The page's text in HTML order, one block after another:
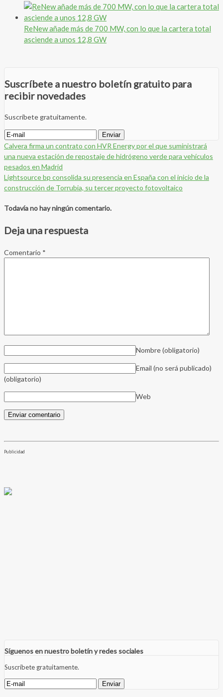
ReNew añade más de 700 MW, con lo que la cartera total
asciende a unos 12,8 GW
Suscríbete a nuestro boletín gratuito para
recibir novedades
Suscríbete gratuitamente.
Calvera firma un contrato con HVR Energy por el que suministrará
una nueva estación de repostaje de hidrógeno verde para vehículos
pesados en Madrid
Lightsource bp consolida su presencia en España con el inicio de la
construcción de Torrubia, su tercer proyecto fotovoltaico
Todavía no hay ningún comentario.
Deja una respuesta
Comentario *
Nombre(obligatorio)
Email (no será publicado)
(obligatorio)
Web
Publicidad
Síguenos en nuestro boletín y redes sociales
Suscríbete gratuitamente.